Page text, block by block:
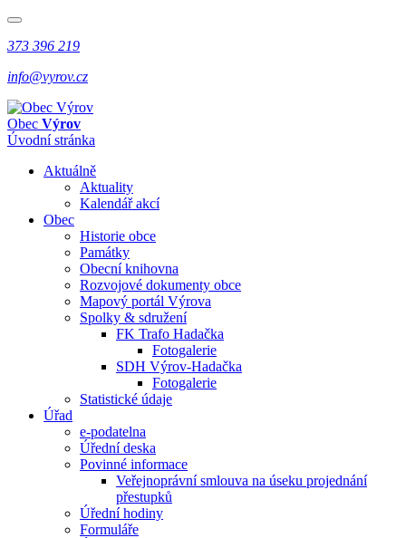
373 396 219
info@vyrov.cz
Obec Výrov
Úvodní stránka
Aktuálně
Aktuality
Kalendář akcí
Obec
Historie obce
Památky
Obecní knihovna
Rozvojové dokumenty obce
Mapový portál Výrova
Spolky & sdružení
FK Trafo Hadačka
Fotogalerie
SDH Výrov-Hadačka
Fotogalerie
Statistické údaje
Úřad
e-podatelna
Úřední deska
Povinné informace
Veřejnoprávní smlouva na úseku projednání
přestupků
Úřední hodiny
Formuláře